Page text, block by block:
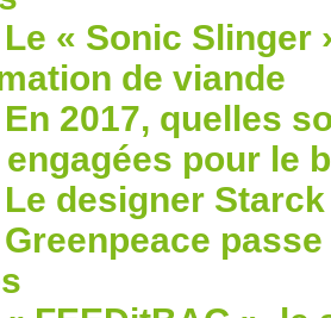
Le « Sonic Slinger
de viande
En 2017, quelles
pour le
Le designer
Greenpeace